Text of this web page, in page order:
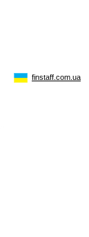
finstaff.com.ua